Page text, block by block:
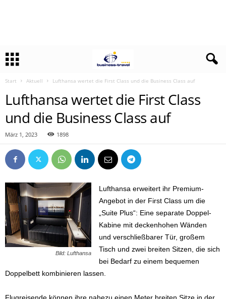
Start Aktuell Lufthansa wertet die First Class und die Business Class auf
Lufthansa wertet die First Class
und die Business Class auf
März 1, 2023 1898
Bild: Lufthansa
Lufthansa erweitert ihr Premium-
Angebot in der First Class um die
„Suite Plus“: Eine separate Doppel-
Kabine mit deckenhohen Wänden
und verschließbarer Tür, großem
Tisch und zwei breiten Sitzen, die sich
bei Bedarf zu einem bequemen
Doppelbett kombinieren lassen.